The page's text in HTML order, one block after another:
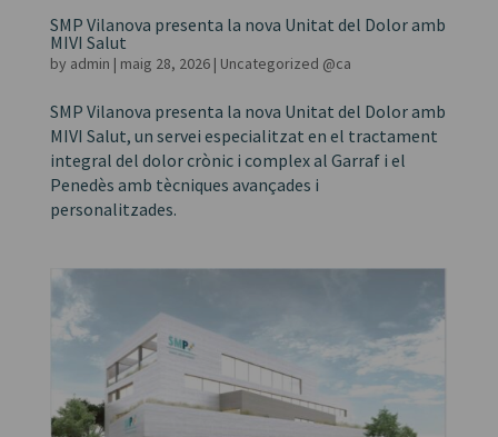
SMP Vilanova presenta la nova Unitat del Dolor amb
MIVI Salut
by admin | maig 28, 2026| Uncategorized @ca
SMP Vilanova presenta la nova Unitat del Dolor amb
MIVI Salut, un servei especialitzat en el tractament
integral del dolor crònic i complex al Garraf i el
Penedès amb tècniques avançades i
personalitzades.